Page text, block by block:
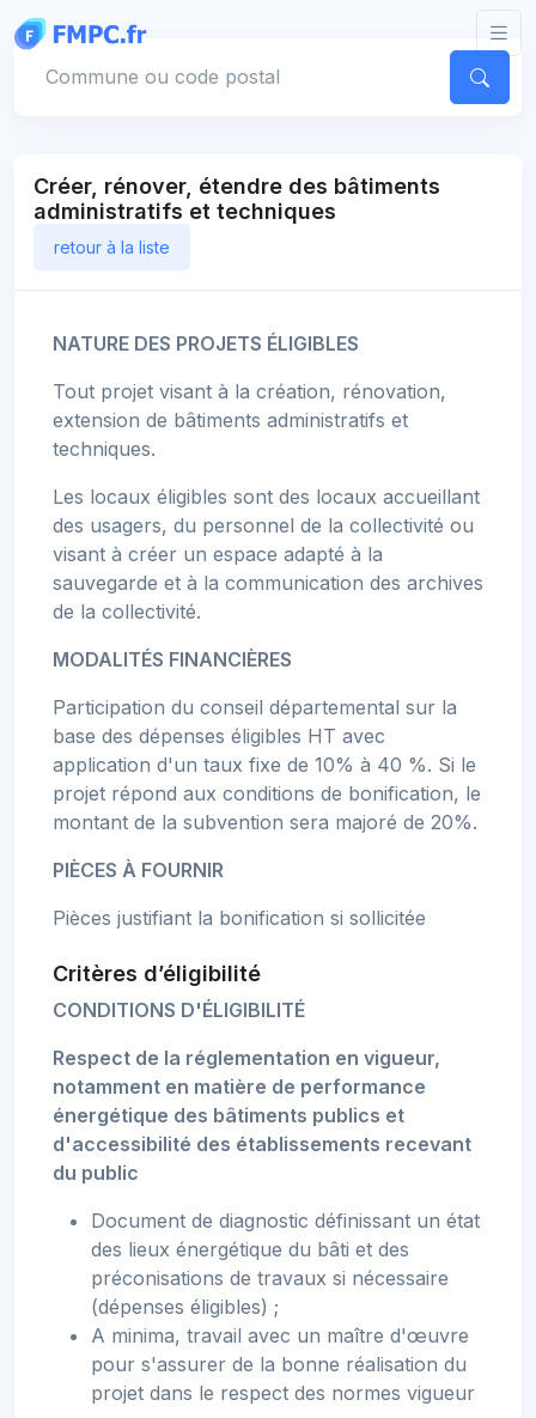
Créer, rénover, étendre des bâtiments
administratifs et techniques
retour à la liste
NATURE DES PROJETS ÉLIGIBLES
Tout projet visant à la création, rénovation,
extension de bâtiments administratifs et
techniques.
Les locaux éligibles sont des locaux accueillant
des usagers, du personnel de la collectivité ou
visant à créer un espace adapté à la
sauvegarde et à la communication des archives
de la collectivité.
MODALITÉS FINANCIÈRES
Participation du conseil départemental sur la
base des dépenses éligibles HT avec
application d'un taux fixe de 10% à 40 %. Si le
projet répond aux conditions de bonification, le
montant de la subvention sera majoré de 20%.
PIÈCES À FOURNIR
Pièces justifiant la bonification si sollicitée
Critères d’éligibilité
CONDITIONS D'ÉLIGIBILITÉ
Respect de la réglementation en vigueur,
notamment en matière de performance
énergétique des bâtiments publics et
d'accessibilité des établissements recevant
du public
Document de diagnostic définissant un état
des lieux énergétique du bâti et des
préconisations de travaux si nécessaire
(dépenses éligibles) ;
A minima, travail avec un maître d'œuvre
pour s'assurer de la bonne réalisation du
projet dans le respect des normes vigueur
Panneau de gestion des cookies